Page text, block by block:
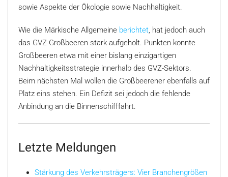
sowie Aspekte der Ökologie sowie Nachhaltigkeit.
Wie die Märkische Allgemeine berichtet, hat jedoch auch
das GVZ Großbeeren stark aufgeholt. Punkten konnte
Großbeeren etwa mit einer bislang einzigartigen
Nachhaltigkeitsstrategie innerhalb des GVZ-Sektors.
Beim nächsten Mal wollen die Großbeerener ebenfalls auf
Platz eins stehen. Ein Defizit sei jedoch die fehlende
Anbindung an die Binnenschifffahrt.
Letzte Meldungen
Stärkung des Verkehrsträgers: Vier Branchengrößen